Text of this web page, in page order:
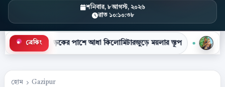
শনিবার, ৮ আগস্ট, ২০২৬
রাত ১০:১০:৩৯
● ব্রেকিং
পাশে আধা কিলোমিটারজুড়ে ময়লার স্তূপ টিসিবির পণ্যের
হোম
Gazipur